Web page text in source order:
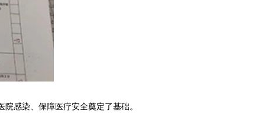
感染、保障医疗安全奠定了基础。